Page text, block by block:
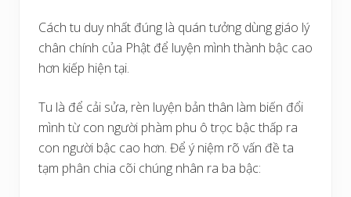
Cách tu duy nhất đúng là quán tưởng dùng giáo lý
chân chính của Phật để luyện mình thành bậc cao
hơn kiếp hiện tại.
Tu là để cải sửa, rèn luyện bản thân làm biến đổi
mình từ con người phàm phu ô trọc bậc thấp ra
con người bậc cao hơn. Để ý niệm rõ vấn đề ta
tạm phân chia cõi chúng nhân ra ba bậc: